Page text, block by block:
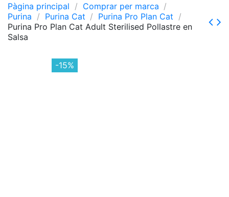
Pàgina principal
Comprar per marca
Purina
Purina Cat
Purina Pro Plan Cat
Purina Pro Plan Cat Adult Sterilised Pollastre en
Salsa
-15%